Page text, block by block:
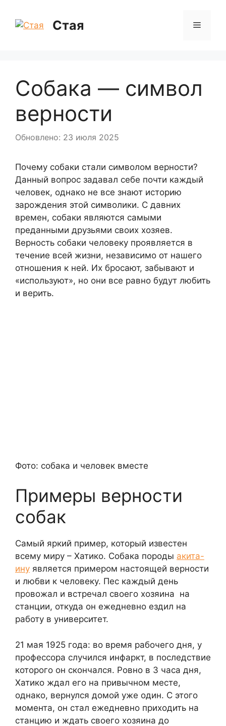
содержимомуСтая Меню
Собака — символ
верности
Обновлено: 23 июля 2025
Почему собаки стали символом верности?
Данный вопрос задавал себе почти каждый
человек, однако не все знают историю
зарождения этой символики. С давних
времен, собаки являются самыми
преданными друзьями своих хозяев.
Верность собаки человеку проявляется в
течение всей жизни, независимо от нашего
отношения к ней. Их бросают, забывают и
«используют», но они все равно будут любить
и верить.
Фото: собака и человек вместе
Примеры верности
собак
Самый яркий пример, который известен
всему миру – Хатико. Собака породы акита-
ину является примером настоящей верности
и любви к человеку. Пес каждый день
провожал и встречал своего хозяина на
станции, откуда он ежедневно ездил на
работу в университет.
21 мая 1925 года: во время рабочего дня, у
профессора случился инфаркт, в последствие
которого он скончался. Ровно в 3 часа дня,
Хатико ждал его на привычном месте,
однако, вернулся домой уже один. С этого
момента, он стал ежедневно приходить на
станцию и ждать своего хозяина до